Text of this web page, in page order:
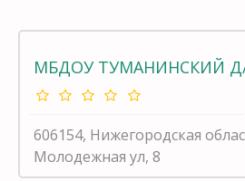
МБДОУ ТУМАНИНСКИЙ
606154, Нижегородская
Молодежная ул, 8